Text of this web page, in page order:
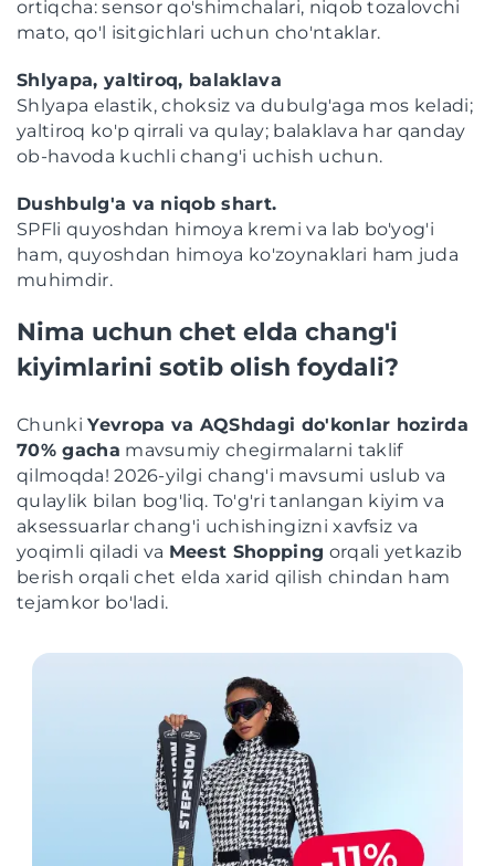
ortiqcha: sensor qo'shimchalari, niqob tozalovchi
mato, qo'l isitgichlari uchun cho'ntaklar.
Shlyapa, yaltiroq, balaklava
Shlyapa elastik, choksiz va dubulg'aga mos keladi;
yaltiroq ko'p qirrali va qulay; balaklava har qanday
ob-havoda kuchli chang'i uchish uchun.
Dushbulg'a va niqob shart.
SPFli quyoshdan himoya kremi va lab bo'yog'i
ham, quyoshdan himoya ko'zoynaklari ham juda
muhimdir.
Nima uchun chet elda chang'i
kiyimlarini sotib olish foydali?
ChunkiYevropa va AQShdagi do'konlar hozirda
70% gacha mavsumiy chegirmalarni taklif
qilmoqda! 2026-yilgi chang'i mavsumi uslub va
qulaylik bilan bog'liq. To'g'ri tanlangan kiyim va
aksessuarlar chang'i uchishingizni xavfsiz va
yoqimli qiladi va Meest Shopping orqali yetkazib
berish orqali chet elda xarid qilish chindan ham
tejamkor bo'ladi.